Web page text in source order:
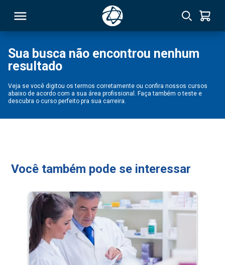
Sua busca não encontrou nenhum
resultado
Veja se você digitou os termos corretamente ou confira nossos cursos
abaixo de acordo com a sua área profissional. Faça também o teste e
descubra o curso perfeito pra sua carreira.
Você também pode se interessar